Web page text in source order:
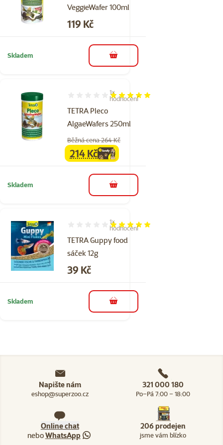
VeggieWafer 100ml
Cena
119 Kč
Skladem do košíku
TETRA Pleco
AlgaeWafers 250ml
Hodnocení 100%, počet hodnocení: 1
1×
hodnocení
Běžná cena 264 Kč
familycena
214 Kč
Skladem do košíku
TETRA Guppy food
sáček 12g
Hodnocení 100%, počet hodnocení: 1
1×
hodnocení
Cena
39 Kč
Skladem do košíku
Napište nám
eshop@superzoo.cz
321 000 180
Po–Pá 7:00 – 18:00
Online chat
neboWhatsApp
206 prodejen
jsme vám blízko